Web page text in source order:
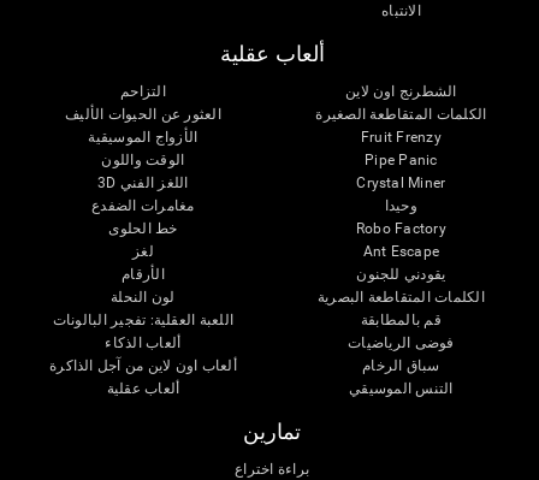
الانتباه
ألعاب عقلية
الشطرنج اون لاين
الكلمات المتقاطعة الصغيرة
Fruit Frenzy
Pipe Panic
Crystal Miner
وحيدا
Robo Factory
Ant Escape
يقودني للجنون
الكلمات المتقاطعة البصرية
قم بالمطابقة
فوضى الرياضيات
سباق الرخام
التنس الموسيقي
التزاحم
العثور عن الحيوات الأليف
الأزواج الموسيقية
الوقت واللون
اللغز الفني 3D
مغامرات الضفدع
خط الحلوى
لغز
الأرقام
لون النحلة
اللعبة العقلية: تفجير البالونات
ألعاب الذكاء
ألعاب اون لاين من آجل الذاكرة
ألعاب عقلية
تمارين
براءة اختراع